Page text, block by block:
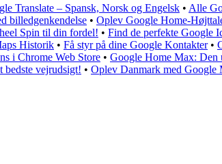
Translate – Spansk, Norsk og Engelsk • Alle
billedgenkendelse • Oplev Google Home-
Spin til din fordel! • Find de perfekte Google
Historik • Få styr på dine Google Kontakter•
i Chrome Web Store • Google Home Max: Den
vejrudsigt! • Oplev Danmark med Google